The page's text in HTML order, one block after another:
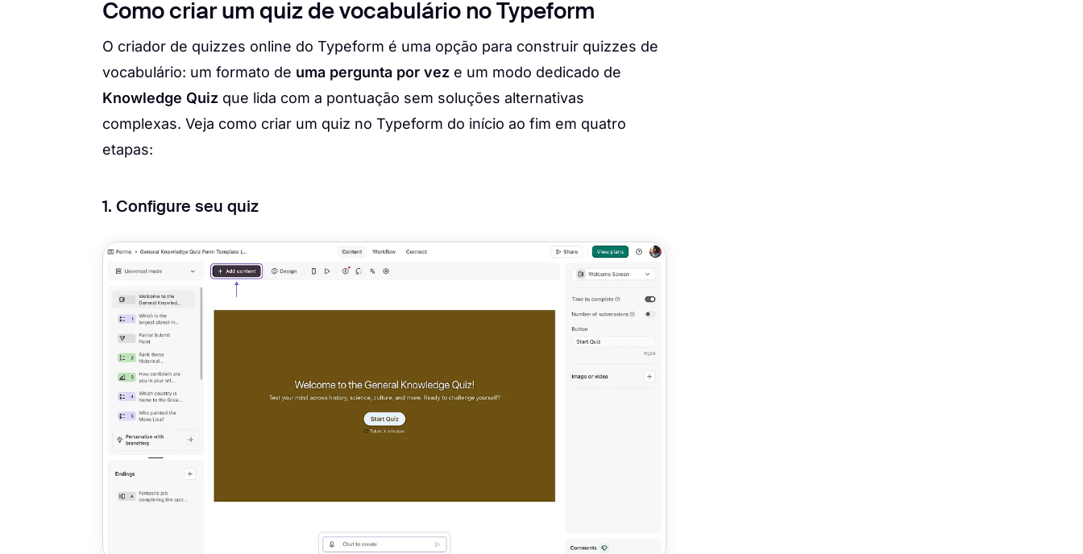
Como criar um quiz de vocabulário no Typeform
O criador de quizzes online do Typeform é uma opção para construir quizzes de
vocabulário: um formato de uma pergunta por vez e um modo dedicado de
Knowledge Quiz que lida com a pontuação sem soluções alternativas
complexas. Veja como criar um quiz no Typeform do início ao fim em quatro
etapas:
1. Configure seu quiz